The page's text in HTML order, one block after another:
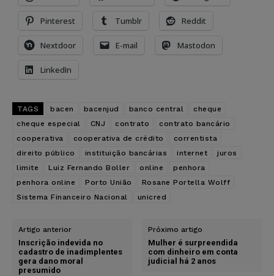
Pinterest Tumblr Reddit
Nextdoor E-mail Mastodon
LinkedIn
TAGS bacen bacenjud banco central
cheque
cheque especial
CNJ contrato
contrato bancário
cooperativa
cooperativa de crédito
correntista
direito público
instituição bancárias internet
juros
limite
Luiz Fernando Boller online
penhora
penhora online
Porto União
Rosane Portella Wolff
Sistema Financeiro Nacional
unicred
Artigo anterior
Inscrição indevida no
cadastro de inadimplentes
gera dano moral
presumido
Próximo artigo
Mulher é surpreendida
com dinheiro em conta
judicial há 2 anos